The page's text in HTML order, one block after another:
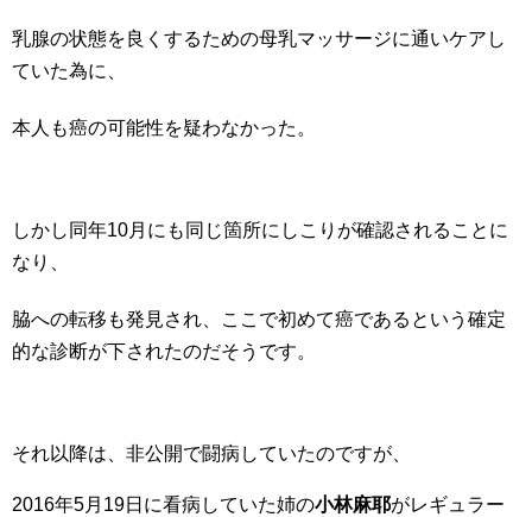
乳腺の状態を良くするための母乳マッサージに通いケアし
ていた為に、
本人も癌の可能性を疑わなかった 。
しかし同年10月にも同じ箇所にしこりが確認されることに
なり、
脇への転移も発見され 、ここで初めて癌であるという確定
的な診断が下されたのだそうです。
それ以降は、非公開で闘病していたのですが、
2016年5月19日に看病していた姉の小林麻耶がレギュラー